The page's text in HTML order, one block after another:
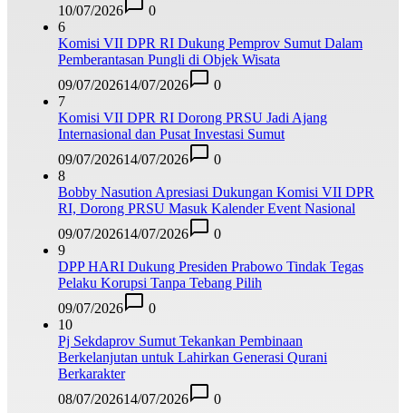
10/07/2026
0
6
Komisi VII DPR RI Dukung Pemprov Sumut Dalam
Pemberantasan Pungli di Objek Wisata
09/07/202614/07/2026
0
7
Komisi VII DPR RI Dorong PRSU Jadi Ajang
Internasional dan Pusat Investasi Sumut
09/07/202614/07/2026
0
8
Bobby Nasution Apresiasi Dukungan Komisi VII DPR
RI, Dorong PRSU Masuk Kalender Event Nasional
09/07/202614/07/2026
0
9
DPP HARI Dukung Presiden Prabowo Tindak Tegas
Pelaku Korupsi Tanpa Tebang Pilih
09/07/2026
0
10
Pj Sekdaprov Sumut Tekankan Pembinaan
Berkelanjutan untuk Lahirkan Generasi Qurani
Berkarakter
08/07/202614/07/2026 0